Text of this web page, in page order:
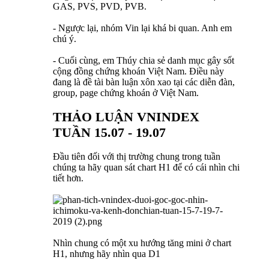
GAS, PVS, PVD, PVB.
- Ngược lại, nhóm Vin lại khá bi quan. Anh em
chú ý.
- Cuối cùng, em Thúy chia sẻ danh mục gây sốt
cộng đồng chứng khoán Việt Nam. Điều này
đang là đề tài bàn luận xôn xao tại các diễn đàn,
group, page chứng khoán ở Việt Nam.
THẢO LUẬN VNINDEX
TUẦN 15.07 - 19.07
Đầu tiên đối với thị trường chung trong tuần
chúng ta hãy quan sát chart H1 để có cái nhìn chi
tiết hơn.
Nhìn chung có một xu hướng tăng mini ở chart
H1, nhưng hãy nhìn qua D1